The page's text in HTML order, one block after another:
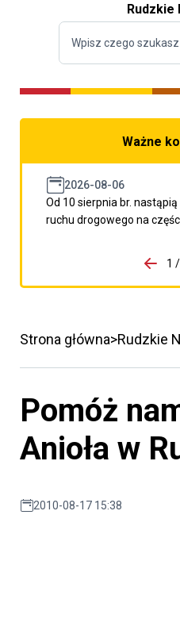
Rudzkie
Ważne
2026-08-06
Od 10 sierpnia br.
ruchu drogowego na
porzpedniego komunikatu
1
Strona główna Rudzkie
Pomóż
Anioła w
2010-08-17 15:38